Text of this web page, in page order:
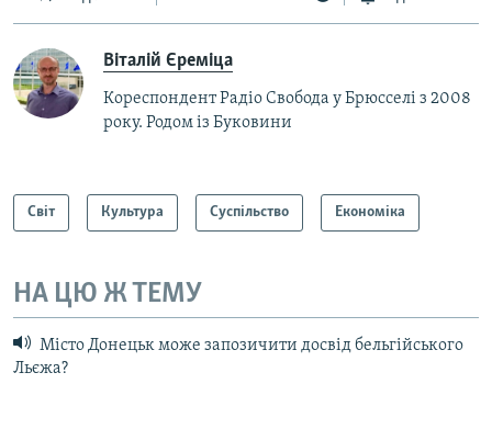
Віталій Єреміца
Кореспондент Радіо Свобода у Брюсселі з 2008
року. Родом із Буковини
Світ Культура Суспільство Економіка
НА ЦЮ Ж ТЕМУ
Місто Донецьк може запозичити досвід бельгійського
Льєжа?